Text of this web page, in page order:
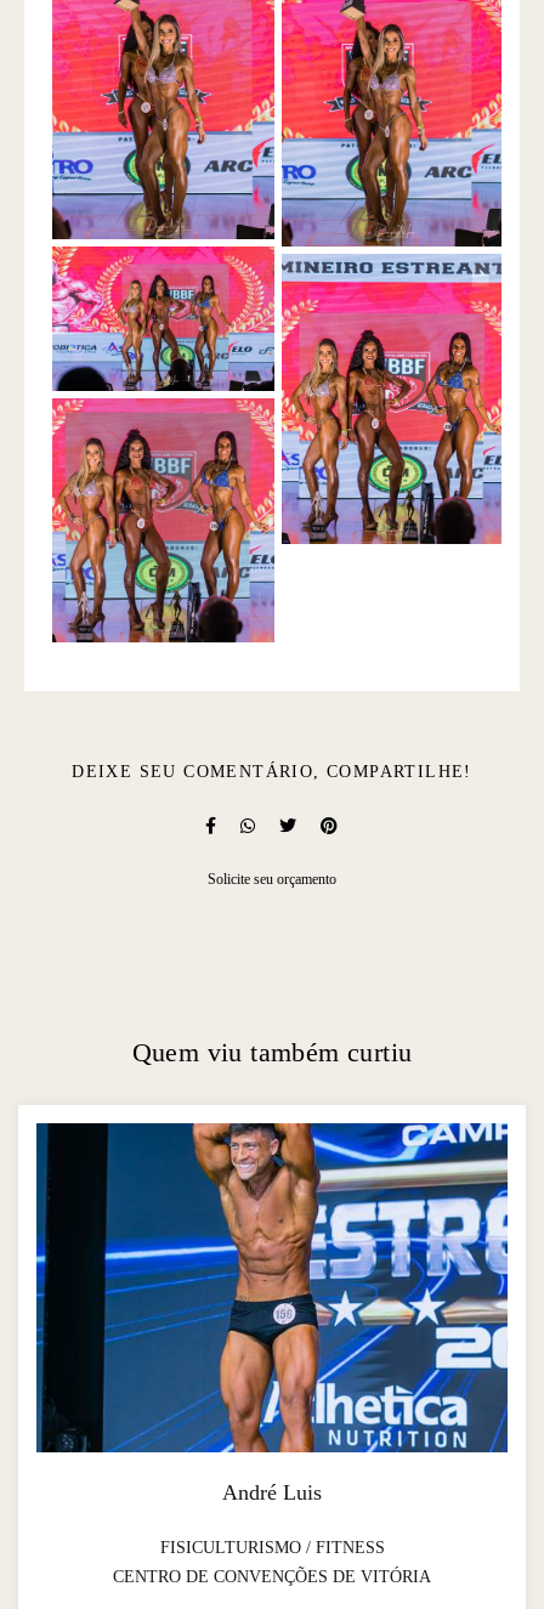
DEIXE SEU COMENTÁRIO, COMPARTILHE!
Solicite seu orçamento
Quem viu também curtiu
André Luis
FISICULTURISMO / FITNESS
CENTRO DE CONVENÇÕES DE VITÓRIA